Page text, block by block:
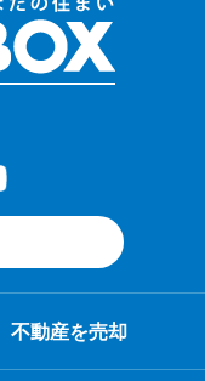
不動産を売却